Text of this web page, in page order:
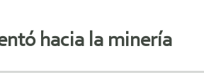
hacia la minería